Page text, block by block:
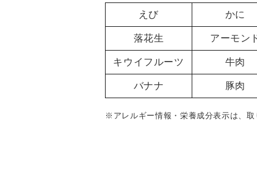
えび かに
落花生 アーモン
キウイフルーツ 牛肉
バナナ 豚肉
※アレルギー情報・栄養成分表示は、取